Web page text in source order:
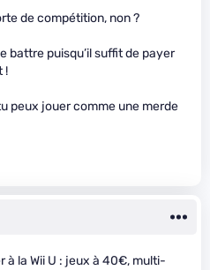
de compétition, non ?
battre puisqu’il suffit de payer
!
peux jouer comme une merde
à la Wii U : jeux à 40€, multi-